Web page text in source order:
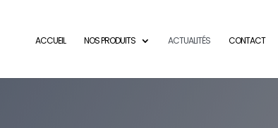
ACCUEIL NOS PRODUITS ACTUALITÉS CONTACT